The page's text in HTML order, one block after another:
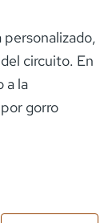
circuito. En
a la
gorro